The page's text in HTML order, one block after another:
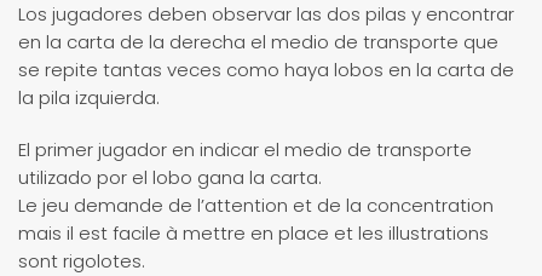
Los jugadores deben observar las dos pilas y encontrar
en la carta de la derecha el medio de transporte que
se repite tantas veces como haya lobos en la carta de
la pila izquierda.
El primer jugador en indicar el medio de transporte
utilizado por el lobo gana la carta.
Le jeu demande de l’attention et de la concentration
mais il est facile à mettre en place et les illustrations
sont rigolotes.